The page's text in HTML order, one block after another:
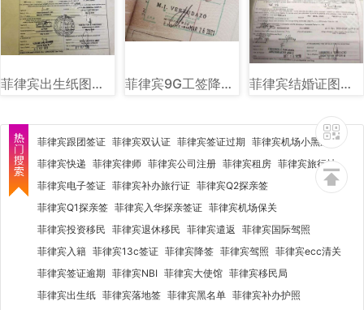
菲律宾出生纸图片样式讲解 菲律宾9G工签降签章样式图片讲解 菲律宾结婚证图片样式
菲律宾跟团签证 菲律宾双认证 菲律宾签证过期 菲律宾机场小黑屋
菲律宾快递 菲律宾律师 菲律宾公司注册 菲律宾租房 菲律宾旅行社
菲律宾电子签证 菲律宾补办旅行证 菲律宾Q2探亲签
菲律宾Q1探亲签 菲律宾入华探亲签证 菲律宾机场保关
菲律宾投资移民 菲律宾退休移民 菲律宾遣返 菲律宾国际驾照
菲律宾入籍 菲律宾13c签证 菲律宾降签 菲律宾驾照 菲律宾ecc清关
菲律宾签证逾期 菲律宾NBI 菲律宾大使馆 菲律宾移民局
菲律宾出生纸 菲律宾落地签 菲律宾黑名单 菲律宾补办护照